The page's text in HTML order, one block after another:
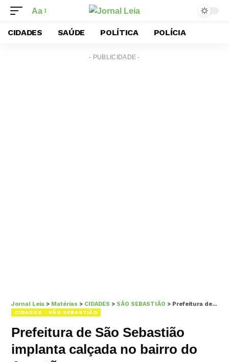
Aa
CIDADES SAÚDE POLÍTICA POLÍCIA
- PUBLICIDADE -
Jornal Leia > Matérias > CIDADES > SÃO SEBASTIÃO > Prefeitura de São Sebastião implanta calçada no bairro do Arrastão
CIDADES SÃO SEBASTIÃO
Prefeitura de São Sebastião
implanta calçada no bairro do